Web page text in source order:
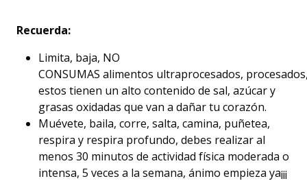
Recuerda:
Limita, baja, NO
CONSUMAS alimentos ultraprocesados,
estos tienen un alto contenido de sal, azúcar y
grasas oxidadas que van a dañar tu corazón.
Muévete, baila, corre, salta, camina, puñetea,
respira y respira profundo, debes realizar al
menos 30 minutos de actividad física moderada o
intensa, 5 veces a la semana, ánimo empieza ya¡¡¡